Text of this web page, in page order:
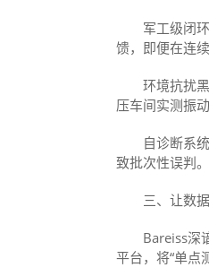
军工级闭环
馈，即便在连
环境抗扰黑
压车间实测振
自诊断系统
致批次性误判。
三、让数据
Bareiss深谙
平台，将“单点